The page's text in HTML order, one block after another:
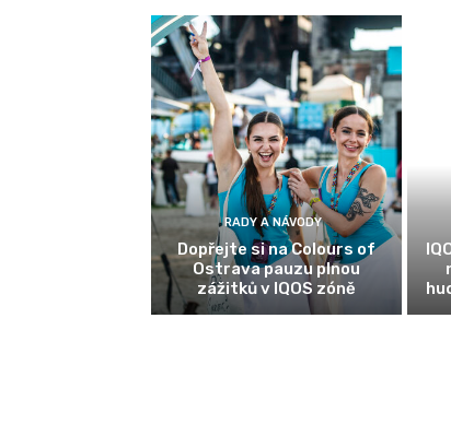
RADY A NÁVODY
Dopřejte si na Colours of
Ostrava pauzu plnou
zážitků v IQOS zóně